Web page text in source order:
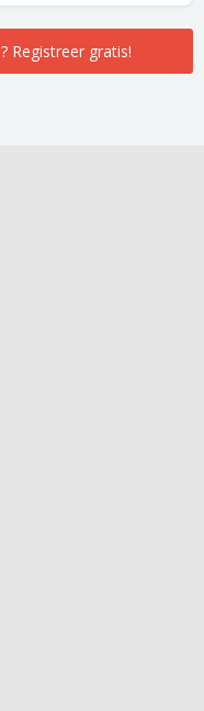
Registreer gratis!